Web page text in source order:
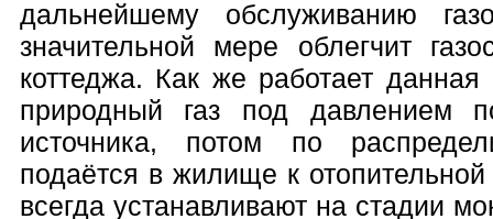
дальнейшему обслуживанию
значительной мере облегчит
коттеджа. Как же работает данная
природный газ под давлением
источника, потом по
подаётся в жилище к отопительной
всегда устанавливают на стадии